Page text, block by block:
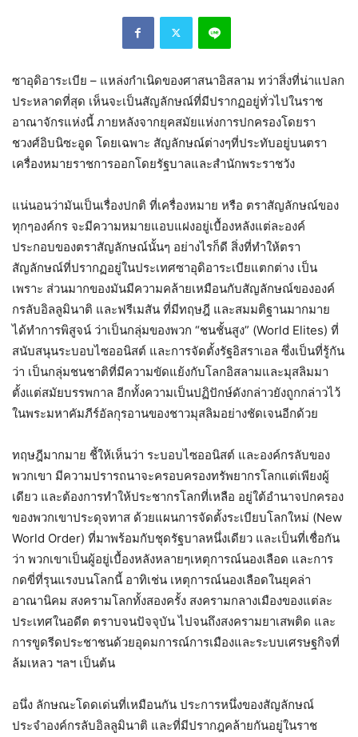
ซาอุดิอาระเบีย – แหล่งกำเนิดของศาสนาอิสลาม ทว่าสิ่งที่น่าแปลก
ประหลาดที่สุด เห็นจะเป็นสัญลักษณ์ที่มีปรากฏอยู่ทั่วไปในราช
อาณาจักรแห่งนี้ ภายหลังจากยุคสมัยแห่งการปกครองโดยรา
ชวงศ์อิบนิซะอูด โดยเฉพาะ สัญลักษณ์ต่างๆที่ประทับอยู่บนตรา
เครื่องหมายราชการออกโดยรัฐบาลและสำนักพระราชวัง
แน่นอนว่ามันเป็นเรื่องปกติ ที่เครื่องหมาย หรือ ตราสัญลักษณ์ของ
ทุกๆองค์กร จะมีความหมายแอบแฝงอยู่เบื้องหลังแต่ละองค์
ประกอบของตราสัญลักษณ์นั้นๆ อย่างไรก็ดี สิ่งที่ทำให้ตรา
สัญลักษณ์ที่ปรากฏอยู่ในประเทศซาอุดิอาระเบียแตกต่าง เป็น
เพราะ ส่วนมากของมันมีความคล้ายเหมือนกับสัญลักษณ์ขององค์
กรลับอิลลูมินาติ และฟรีเมสัน ที่มีทฤษฎี และสมมติฐานมากมาย
ได้ทำการพิสูจน์ ว่าเป็นกลุ่มของพวก “ชนชั้นสูง” (World Elites) ที่
สนับสนุนระบอบไซออนิสต์ และการจัดตั้งรัฐอิสราเอล ซึ่งเป็นที่รู้กัน
ว่า เป็นกลุ่มชนชาติที่มีความขัดแย้งกับโลกอิสลามและมุสลิมมา
ตั้งแต่สมัยบรรพกาล อีกทั้งความเป็นปฏิปักษ์ดังกล่าวยังถูกกล่าวไว้
ในพระมหาคัมภีร์อัลกุรอานของชาวมุสลิมอย่างชัดเจนอีกด้วย
ทฤษฎีมากมาย ชี้ให้เห็นว่า ระบอบไซออนิสต์ และองค์กรลับของ
พวกเขา มีความปรารถนาจะครอบครองทรัพยากรโลกแต่เพียงผู้
เดียว และต้องการทำให้ประชากรโลกที่เหลือ อยู่ใต้อำนาจปกครอง
ของพวกเขาประดุจทาส ด้วยแผนการจัดตั้งระเบียบโลกใหม่ (New
World Order) ที่มาพร้อมกับชุดรัฐบาลหนึ่งเดียว และเป็นที่เชื่อกัน
ว่า พวกเขาเป็นผู้อยู่เบื้องหลังหลายๆเหตุการณ์นองเลือด และการ
กดขี่ที่รุนแรงบนโลกนี้ อาทิเช่น เหตุการณ์นองเลือดในยุคล่า
อาณานิคม สงครามโลกทั้งสองครั้ง สงครามกลางเมืองของแต่ละ
ประเทศในอดีต ตราบจนปัจจุบัน ไปจนถึงสงครามยาเสพติด และ
การขูดรีดประชาชนด้วยอุดมการณ์การเมืองและระบบเศรษฐกิจที่
ล้มเหลว ฯลฯ เป็นต้น
อนึ่ง ลักษณะโดดเด่นที่เหมือนกัน ประการหนึ่งของสัญลักษณ์
ประจำองค์กรลับอิลลูมินาติ และที่มีปรากฎคล้ายกันอยู่ในราช